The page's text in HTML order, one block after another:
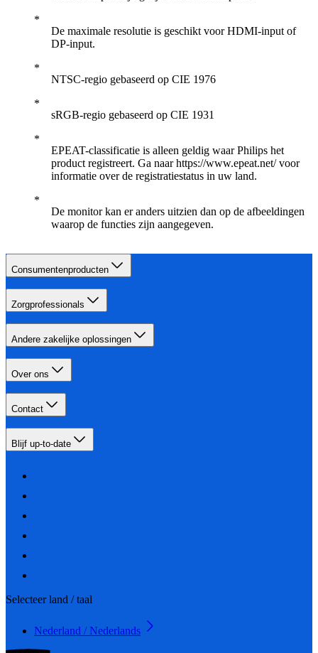
De maximale resolutie is geschikt voor HDMI-input of
DP-input.
NTSC-regio gebaseerd op CIE 1976
sRGB-regio gebaseerd op CIE 1931
EPEAT-classificatie is alleen geldig waar Philips het
product registreert. Ga naar https://www.epeat.net/ voor
informatie over de registratiestatus in uw land.
De monitor kan er anders uitzien dan op de afbeeldingen
waarop de functies zijn aangegeven.
Consumentenproducten
Zorgprofessionals
Andere zakelijke oplossingen
Over ons
Contact
Blijf up-to-date
Selecteer land / taal
Nederland / Nederlands